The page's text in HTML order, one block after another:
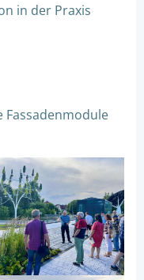
in der Praxis
Fassadenmodule